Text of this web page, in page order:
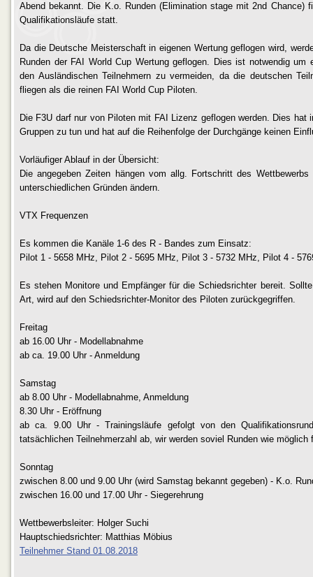
Abend bekannt. Die K.o. Runden (Elimination stage mit 2nd Chance)
Qualifikationsläufe statt.
Da die Deutsche Meisterschaft in eigenen Wertung geflogen wird,
Runden der FAI World Cup Wertung geflogen. Dies ist notwendig um
den Ausländischen Teilnehmern zu vermeiden, da die deutschen
fliegen als die reinen FAI World Cup Piloten.
Die F3U darf nur von Piloten mit FAI Lizenz geflogen werden. Dies
Gruppen zu tun und hat auf die Reihenfolge der Durchgänge keinen
Vorläufiger Ablauf in der Übersicht:
Die angegeben Zeiten hängen vom allg. Fortschritt des
unterschiedlichen Gründen ändern.
VTX Frequenzen
Es kommen die Kanäle 1-6 des R - Bandes zum Einsatz:
Pilot 1 - 5658 MHz, Pilot 2 - 5695 MHz, Pilot 3 - 5732 MHz, Pilot 4 -
Es stehen Monitore und Empfänger für die Schiedsrichter bereit.
Art, wird auf den Schiedsrichter-Monitor des Piloten zurückgegriffen.
Freitag
ab 16.00 Uhr - Modellabnahme
ab ca. 19.00 Uhr - Anmeldung
Samstag
ab 8.00 Uhr - Modellabnahme, Anmeldung
8.30 Uhr - Eröffnung
ab ca. 9.00 Uhr - Trainingsläufe gefolgt von den
tatsächlichen Teilnehmerzahl ab, wir werden soviel Runden wie möglich
Sonntag
zwischen 8.00 und 9.00 Uhr (wird Samstag bekannt gegeben) - K.o.
zwischen 16.00 und 17.00 Uhr - Siegerehrung
Wettbewerbsleiter: Holger Suchi
Hauptschiedsrichter: Matthias Möbius
Teilnehmer Stand 01.08.2018